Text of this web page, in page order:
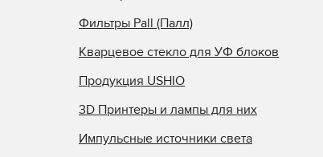
Фильтры Pall (Палл)
Кварцевое стекло для УФ блоков
Продукция USHIO
3D Принтеры и лампы для них
Импульсные источники света